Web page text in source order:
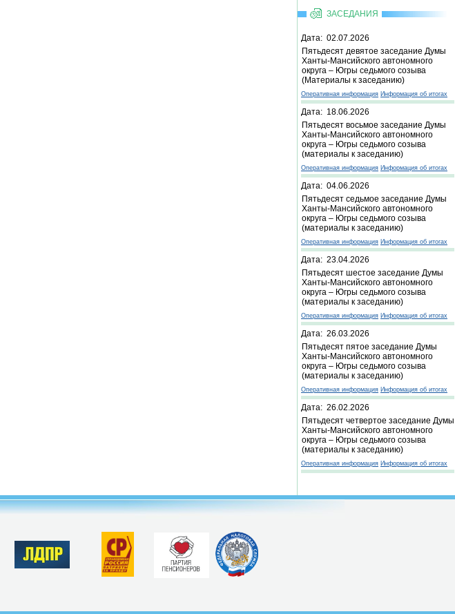
ЗАСЕДАНИЯ
Дата: 02.07.2026
Пятьдесят девятое заседание Думы
Ханты-Мансийского автономного
округа – Югры седьмого созыва
(Материалы к заседанию)
Оперативная информация Информация об итогах
Дата: 18.06.2026
Пятьдесят восьмое заседание Думы
Ханты-Мансийского автономного
округа – Югры седьмого созыва
(материалы к заседанию)
Оперативная информация Информация об итогах
Дата: 04.06.2026
Пятьдесят седьмое заседание Думы
Ханты-Мансийского автономного
округа – Югры седьмого созыва
(материалы к заседанию)
Оперативная информация Информация об итогах
Дата: 23.04.2026
Пятьдесят шестое заседание Думы
Ханты-Мансийского автономного
округа – Югры седьмого созыва
(материалы к заседанию)
Оперативная информация Информация об итогах
Дата: 26.03.2026
Пятьдесят пятое заседание Думы
Ханты-Мансийского автономного
округа – Югры седьмого созыва
(материалы к заседанию)
Оперативная информация Информация об итогах
Дата: 26.02.2026
Пятьдесят четвертое заседание Думы
Ханты-Мансийского автономного
округа – Югры седьмого созыва
(материалы к заседанию)
Оперативная информация Информация об итогах